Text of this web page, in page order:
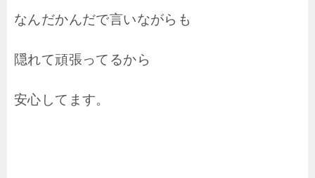
なんだかんだで言いながらも
隠れて頑張ってるから
安心してます。